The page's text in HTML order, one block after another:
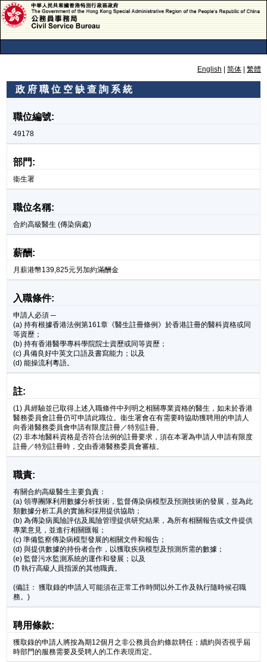
English 简体 繁體
政 府 職 位 空 缺 查 詢 系 統
政 府 職 位 空 缺 查 詢 系 統
職位編號:
49178
部門:
衞生署
職位名稱:
合約高級醫生 (傳染病處)
薪酬:
月薪港幣139,825元另加約滿酬金
入職條件:
申請人必須 ─
(a) 持有根據香港法例第161章《醫生註冊條例》於香港註冊的醫科資格或同
等資歷；
(b) 持有香港醫學專科學院院士資歷或同等資歷；
(c) 具備良好中英文口語及書寫能力；以及
(d) 能操流利粵語。
註:
(1) 具經驗並已取得上述入職條件中列明之相關專業資格的醫生，如未於香港
醫務委員會註冊仍可申請此職位。衞生署會在有需要時協助獲聘用的申請人
向香港醫務委員會申請有限度註冊／特別註冊。
(2) 非本地醫科資格是否符合法例的註冊要求，須在本署為申請人申請有限度
註冊／特別註冊時，交由香港醫務委員會審核。
職責:
有關合約高級醫生主要負責：
(a) 領導團隊利用數據分析技術，監督傳染病模型及預測技術的發展，並為此
類數據分析工具的實施和採用提供協助；
(b) 為傳染病風險評估及風險管理提供研究結果，為所有相關報告或文件提供
專業意見，並進行相關匯報；
(c) 準備監察傳染病模型發展的相關文件和報告；
(d) 與提供數據的持份者合作，以獲取疾病模型及預測所需的數據；
(e) 監督污水監測系統的運作和發展；以及
(f) 執行高級人員指派的其他職責。
(備註： 獲取錄的申請人可能須在正常工作時間以外工作及執行隨時候召職
務。)
聘用條款:
獲取錄的申請人將按為期12個月之非公務員合約條款聘任；續約與否視乎屆
時部門的服務需要及受聘人的工作表現而定。